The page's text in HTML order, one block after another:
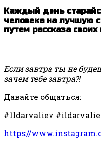
Каждый день
человека на лучшую
путем рассказа
Если завтра ты не
зачем тебе завтра?!
Давайте общаться:
#1ldarvaliev
https://